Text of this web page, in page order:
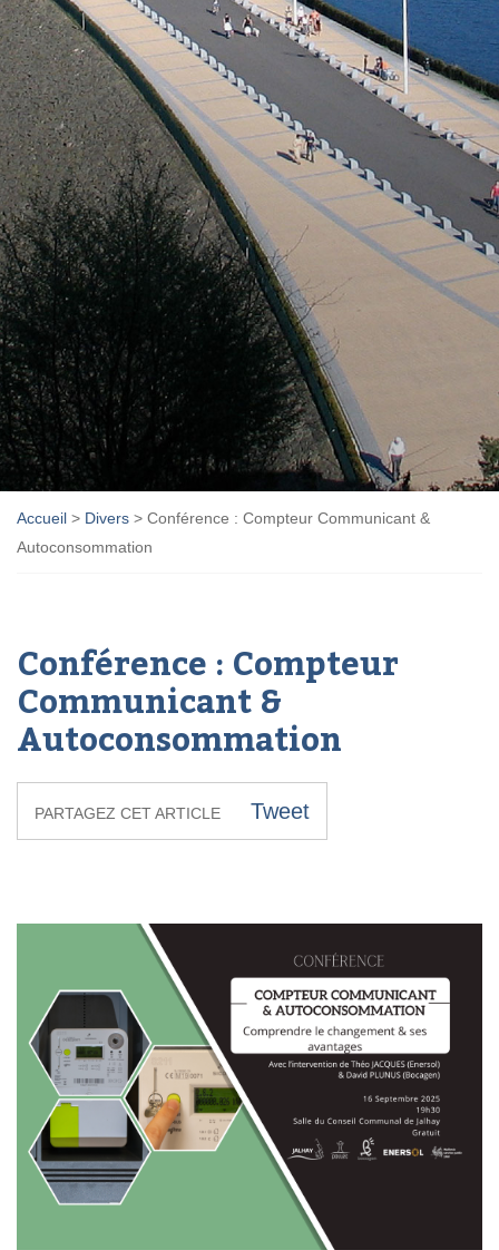
Accueil > Divers > Conférence : Compteur Communicant &
Autoconsommation
Conférence : Compteur
Communicant &
Autoconsommation
PARTAGEZ CET ARTICLE Tweet